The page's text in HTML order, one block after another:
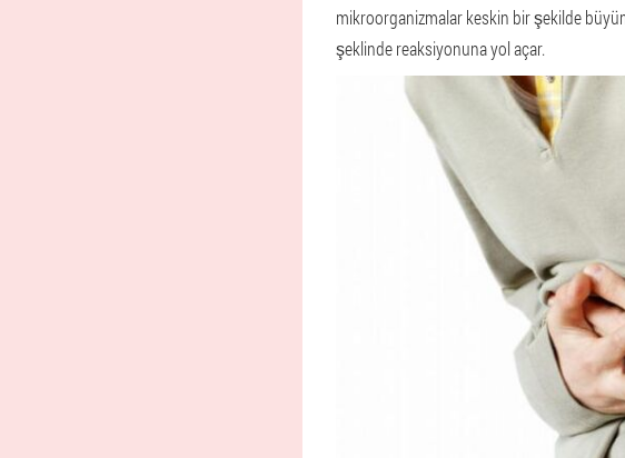
mikroorganizmalar keskin bir şekilde
şeklinde reaksiyonuna yol açar.